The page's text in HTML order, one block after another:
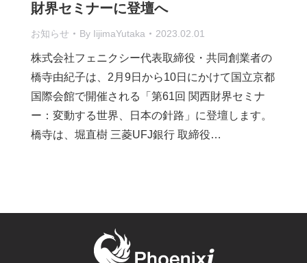
財界セミナーに登壇へ
お知らせ By IijimaYutaka 2023.02.01
株式会社フェニクシー代表取締役・共同創業者の
橋寺由紀子は、2月9日から10日にかけて国立京都
国際会館で開催される「第61回 関西財界セミナ
ー：変動する世界、日本の針路」に登壇します。
橋寺は、堀直樹 三菱UFJ銀行 取締役…